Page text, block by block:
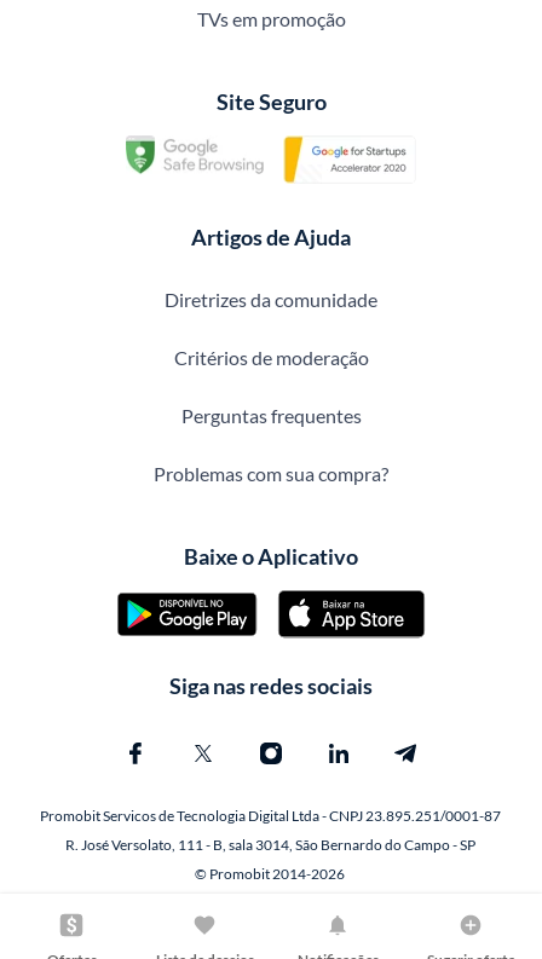
TVs em promoção
Site Seguro
Artigos de Ajuda
Diretrizes da comunidade
Critérios de moderação
Perguntas frequentes
Problemas com sua compra?
Baixe o Aplicativo
Siga nas redes sociais
Promobit Servicos de Tecnologia Digital Ltda - CNPJ 23.895.251/0001-87
R. José Versolato, 111 - B, sala 3014, São Bernardo do Campo - SP
© Promobit 2014-2026